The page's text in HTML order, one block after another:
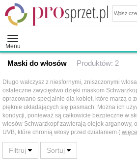
Menu
Maski do włosów Produktów: 2
Długo walczysz z niesfornymi, zniszczonymi
ostateczne zwycięstwo dzięki maskom
opracowano specjalnie dla kobiet, które marzą o
pięknie układających się pasmach. Można ich
kondycji, ponieważ są całkowicie bezpieczne w
włosów Schwarzkopf zawierają olejek arganowy,
UVB, które chronią włosy przed działaniem (